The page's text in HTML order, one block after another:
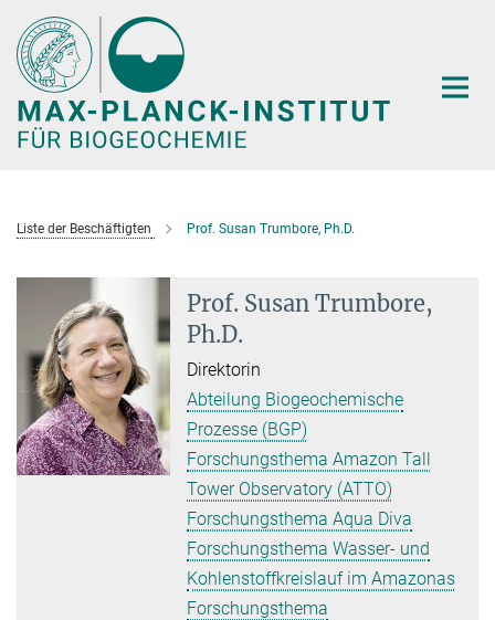
Hauptinhalt
Liste der Beschäftigten Prof. Susan Trumbore, Ph.D.
Prof. Susan Trumbore,
Ph.D.
Direktorin
Abteilung Biogeochemische
Prozesse (BGP)
Forschungsthema Amazon Tall
Tower Observatory (ATTO)
Forschungsthema Aqua Diva
Forschungsthema Wasser- und
Kohlenstoffkreislauf im Amazonas
Forschungsthema